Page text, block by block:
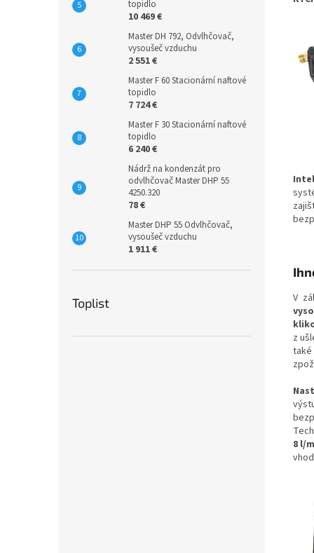
topidlo
10 469 €
Master DH 792, Odvlhčovač,
vysoušeč vzduchu
2 551 €
Master F 60 Stacionární naftové
topidlo
7 724 €
Master F 30 Stacionární naftové
topidlo
6 240 €
Nádrž na kondenzát pro
odvlhčovač Master DHP 55
4250.320
78 €
Master DHP 55 Odvlhčovač,
vysoušeč vzduchu
1 911 €
Toplist
V
z
8 l/